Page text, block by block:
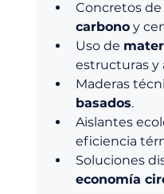
Concretos de
carbono y
Uso de
estructuras y
Maderas
basados.
Aislantes
eficiencia
Soluciones
economía